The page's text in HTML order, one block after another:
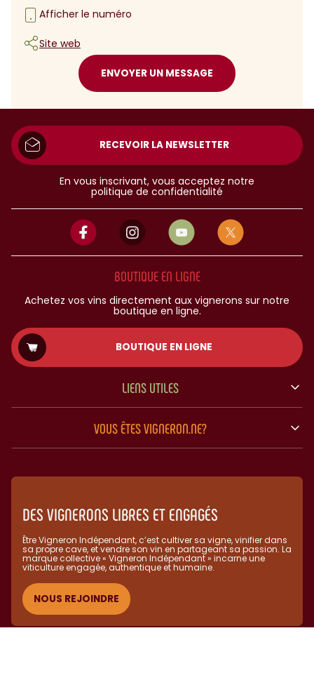
Afficher le numéro
Site web
ENVOYER UN MESSAGE
RECEVOIR LA NEWSLETTER
En vous inscrivant, vous acceptez notre
politique de confidentialité
BOUTIQUE EN LIGNE
Achetez vos vins directement aux vignerons sur notre
boutique en ligne.
BOUTIQUE EN LIGNE
LIENS UTILES
VOUS ÊTES VIGNERON.NE?
DES VIGNERONS LIBRES ET ENGAGÉS
Être Vigneron Indépendant, c’est cultiver sa vigne, vinifier dans
sa propre cave, et vendre son vin en partageant sa passion. La
marque collective « Vigneron Indépendant » incarne une
viticulture engagée, authentique et humaine.​
NOUS REJOINDRE